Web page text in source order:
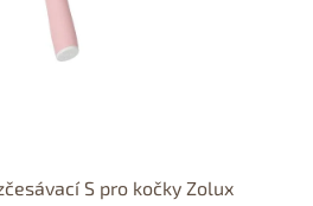
S pro kočky Zolux